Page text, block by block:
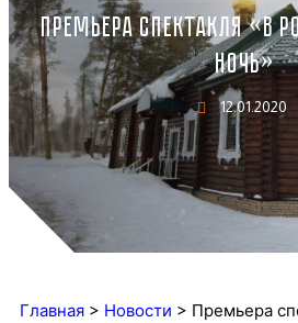
ПРЕМЬЕРА СПЕКТАКЛЯ «В
НОЧЬ»
12.01.2020
Главная > Новости > Премьера